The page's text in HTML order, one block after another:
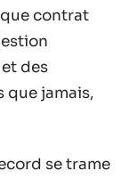
contrat
des
que jamais,
se trame